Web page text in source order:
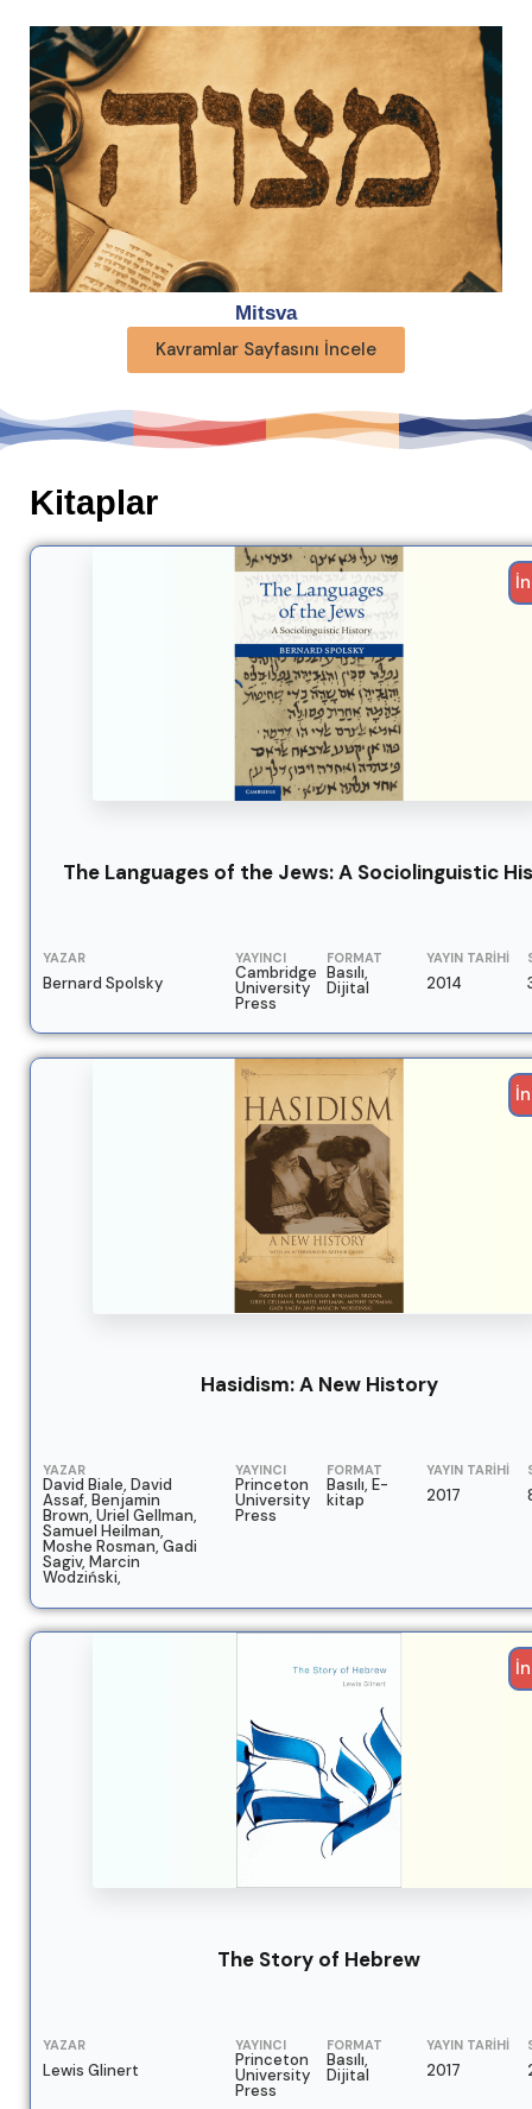
Mitsva
Kavramlar Sayfasını İncele
Kitaplar
The Languages of the Jews: A Sociolinguistic
YAZAR
Bernard Spolsky
YAYINCI
Cambridge
University
Press
FORMAT
Basılı,
Dijital
YAYIN TARIHI
2014
Hasidism: A New History
YAZAR
David Biale, David
Assaf, Benjamin
Brown, Uriel Gellman,
Samuel Heilman,
Moshe Rosman, Gadi
Sagiv, Marcin
Wodziński,
YAYINCI
Princeton
University
Press
FORMAT
Basılı, E-
kitap
YAYIN TARIHI
2017
The Story of Hebrew
YAZAR
Lewis Glinert
YAYINCI
Princeton
University
Press
FORMAT
Basılı,
Dijital
YAYIN TARIHI
2017